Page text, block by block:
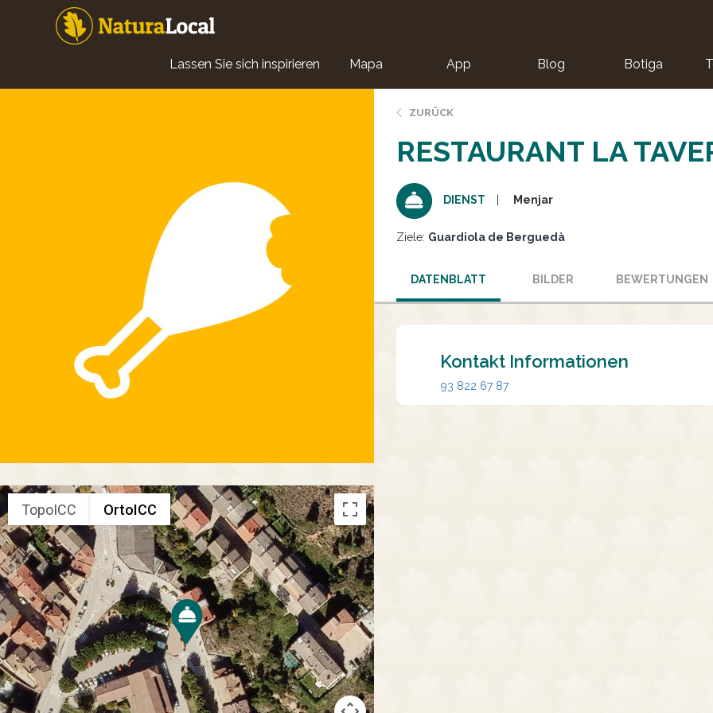
Main
navigation
Lassen Sie sich inspirieren Mapa App Blog Botiga
TopoICC OrtoICC
ZURÜCK
RESTAURANT LA
DIENST Menjar
Ziele: Guardiola de Berguedà
DATENBLATT BILDER BEWERTUNGEN
Kontakt Informationen
93 822 67 87